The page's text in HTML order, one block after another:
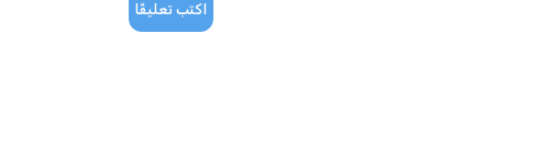
اكتب تعليقًا